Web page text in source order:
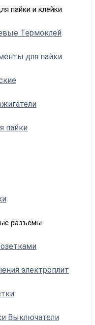
пайки и клейки
Термоклей
для пайки
пайки
разъемы
электроплит
Выключатели